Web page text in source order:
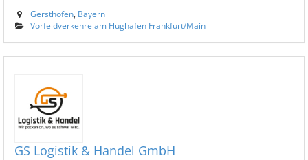
Gersthofen Bayern
Vorfeldverkehre am Flughafen Frankfurt/Main
GS Logistik & Handel GmbH